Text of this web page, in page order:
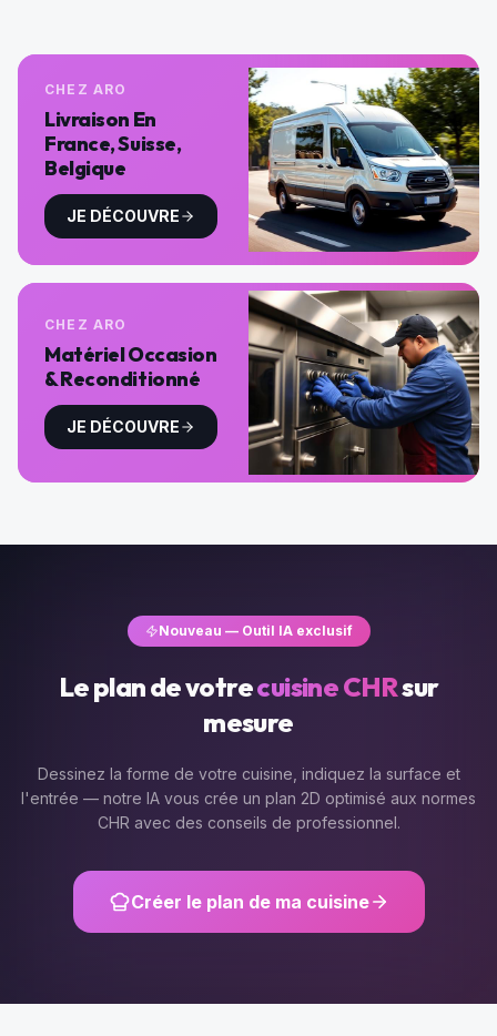
CHEZ ARO
Livraison En
France, Suisse,
Belgique
JE DÉCOUVRE
CHEZ ARO
Matériel Occasion
& Reconditionné
JE DÉCOUVRE
Nouveau — Outil IA exclusif
Le plan de votrecuisine CHRsur
mesure
Dessinez la forme de votre cuisine, indiquez la surface et
l'entrée — notre IA vous crée un plan 2D optimisé aux normes
CHR avec des conseils de professionnel.
Créer le plan de ma cuisine